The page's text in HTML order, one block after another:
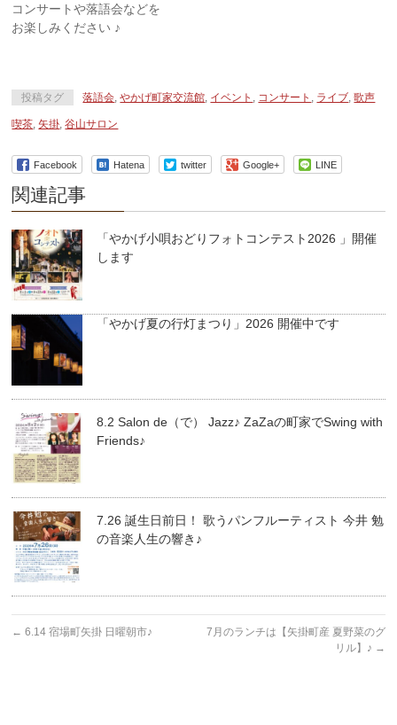
コンサートや落語会などを
お楽しみください ♪
投稿タグ 落語会 ,やかげ町家交流館 イベント コンサート ライブ ,歌声
喫茶 ,矢掛 ,谷山サロン
Facebook Hatena twitter Google+ LINE
関連記事
「やかげ小唄おどりフォトコンテスト2026 」開催
します
「やかげ夏の行灯まつり」2026 開催中です
8.2 Salon de（で） Jazz♪ ZaZaの町家でSwing with
Friends♪
7.26 誕生日前日！ 歌うパンフルーティスト 今井 勉
の音楽人生の響き♪
← 6.14 宿場町矢掛 日曜朝市♪
7月のランチは【矢掛町産 夏野菜のグ
リル】♪ →